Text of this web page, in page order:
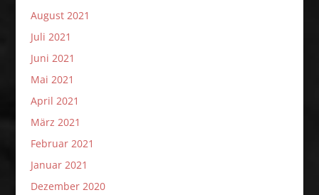
August 2021
Juli 2021
Juni 2021
Mai 2021
April 2021
März 2021
Februar 2021
Januar 2021
Dezember 2020